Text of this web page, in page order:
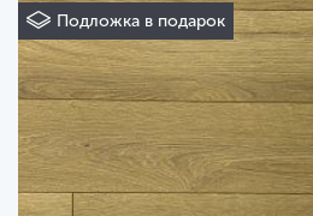
Подложка в подарок